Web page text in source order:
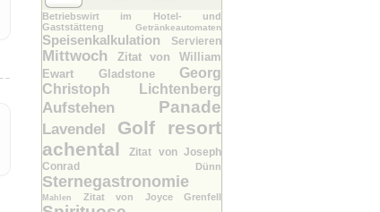
Betriebswirt im Hotel- und
Gaststätteng Getränkeautomaten
Speisenkalkulation Servieren
Mittwoch
Zitat von William
Ewart Gladstone Georg
Christoph Lichtenberg
Aufstehen Panade
Lavendel Golf resort
achentalZitat von Joseph
Conrad
Dünn
Sternegastronomie
Mahlen Zitat von Joyce Grenfell